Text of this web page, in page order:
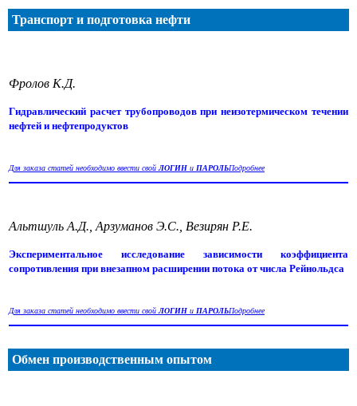
Транспорт и подготовка нефти
Фролов К.Д.
Гидравлический расчет трубопроводов при неизотермическом течении
нефтей и нефтепродуктов
Для заказа статей необходимо ввести свойЛОГИН и ПАРОЛЬПодробнее
Альтшуль А.Д., Арзуманов Э.С., Везирян Р.Е.
Экспериментальное исследование зависимости коэффициента
сопротивления при внезапном расширении потока от числа Рейнольдса
Для заказа статей необходимо ввести свойЛОГИН и ПАРОЛЬПодробнее
Обмен производственным опытом